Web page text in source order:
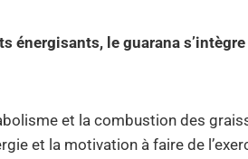
énergisants, le guarana
et la combustion des
et la motivation à faire de